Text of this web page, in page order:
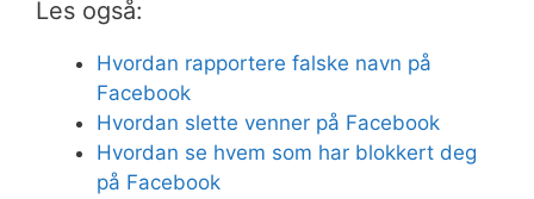
Les også:
Hvordan rapportere falske navn på
Facebook
Hvordan slette venner på Facebook
Hvordan se hvem som har blokkert deg
på Facebook